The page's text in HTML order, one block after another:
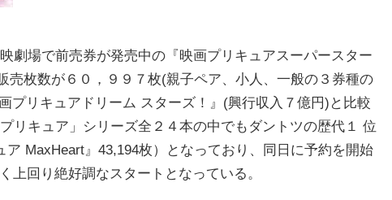
劇場で前売券が発売中の『映画プリキュアスーパースター
売枚数が６０，９９７枚(親子ペア、小人、一般の３券種の
プリキュアドリーム スターズ！』(興行収入７億円)と比較
リキュア」シリーズ全２４本の中でもダントツの歴代１ 位
ア MaxHeart』43,194枚）となっており、同日に予約を開始
上回り絶好調なスタートとなっている。